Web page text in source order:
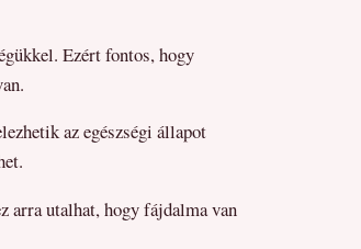
Ezért fontos, hogy
az egészségi állapot
arra utalhat, hogy fájdalma van